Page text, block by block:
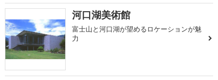
河口湖美術館
富士山と河口湖が望めるロケーションが魅
力